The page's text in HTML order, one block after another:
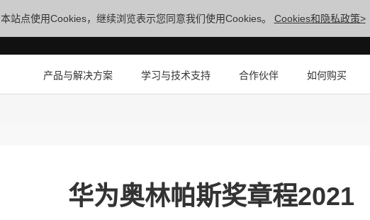
本站点使用Cookies，继续浏览表示您同意我们使用Cookies。 Cookies和隐私政策>
产品与解决方案 学习与技术支持 合作伙伴 如何购买
华为奥林帕斯奖章程2021